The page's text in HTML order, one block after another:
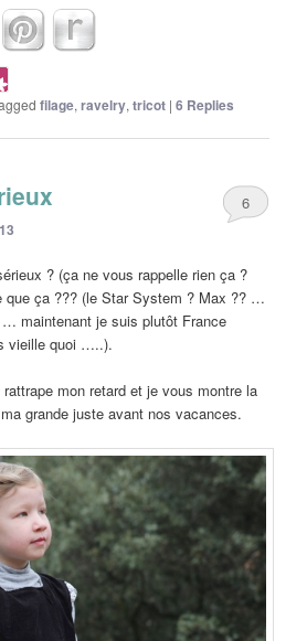
filage,ravelry,tricot |6 Replies
6
? (ça ne vous rappelle rien ça ?
que ça ??? (le Star System ? Max ?? …
… maintenant je suis plutôt France
vieille quoi …..).
mon retard et je vous montre la
grande juste avant nos vacances.